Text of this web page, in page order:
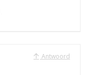
Antwoord